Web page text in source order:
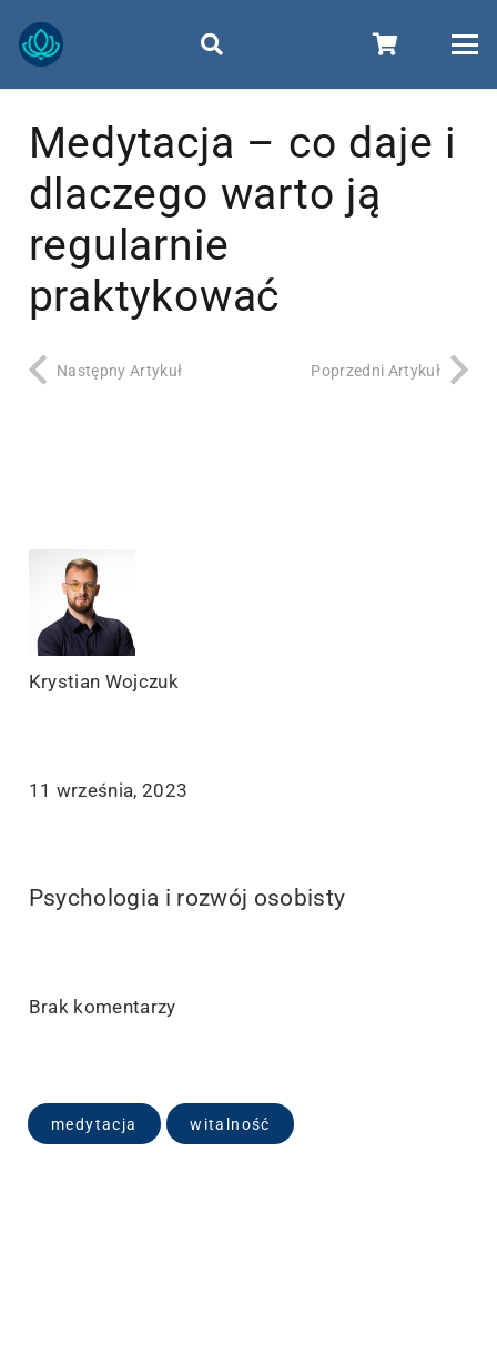
Medytacja – co daje i
dlaczego warto ją
regularnie
praktykować
Następny Artykuł Poprzedni Artykuł
Krystian Wojczuk
11 września, 2023
Psychologia i rozwój osobisty
Brak komentarzy
medytacja witalność